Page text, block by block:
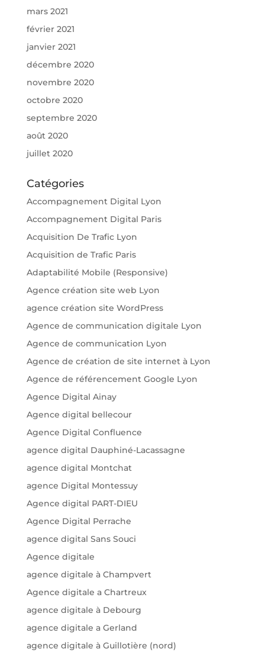
mars 2021
février 2021
janvier 2021
décembre 2020
novembre 2020
octobre 2020
septembre 2020
août 2020
juillet 2020
Catégories
Accompagnement Digital Lyon
Accompagnement Digital Paris
Acquisition De Trafic Lyon
Acquisition de Trafic Paris
Adaptabilité Mobile (Responsive)
Agence création site web Lyon
agence création site WordPress
Agence de communication digitale Lyon
Agence de communication Lyon
Agence de création de site internet à Lyon
Agence de référencement Google Lyon
Agence Digital Ainay
Agence digital bellecour
Agence Digital Confluence
agence digital Dauphiné-Lacassagne
agence digital Montchat
agence Digital Montessuy
Agence digital PART-DIEU
Agence Digital Perrache
agence digital Sans Souci
Agence digitale
agence digitale à Champvert
Agence digitale a Chartreux
agence digitale à Debourg
agence digitale a Gerland
agence digitale à Guillotière (nord)